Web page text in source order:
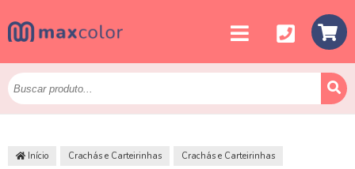
Início Crachás e Carteirinhas Crachás e Carteirinhas